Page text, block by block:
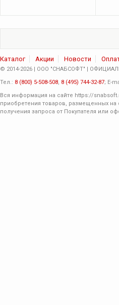
Каталог Акции Новости
© 2014-2026 | ООО "СНАБСОФТ" |
Тел.: 8 (800) 5-508-508, 8 (495) 744-32-87; E-
Вся информация на сайте https://
приобретения товаров, размещенных на
получения запроса от Покупателя или